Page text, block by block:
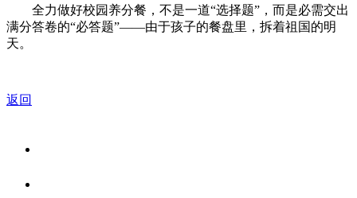
全力做好校园养分餐，不是一道“选择题”，而是必需交出
满分答卷的“必答题”——由于孩子的餐盘里，拆着祖国的明
天。
返回